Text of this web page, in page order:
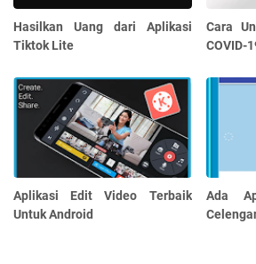
Hasilkan Uang dari Aplikasi
Tiktok Lite
Cara
COVID-
Aplikasi Edit Video Terbaik
Untuk Android
Ada